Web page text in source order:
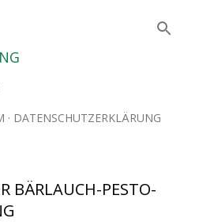
DATENSCHUTZERKLÄRUNG
BÄRLAUCH-PESTO-